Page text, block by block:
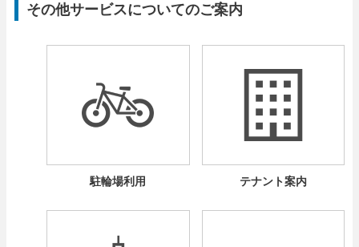
その他サービスについてのご案内
駐輪場利用 テナント案内